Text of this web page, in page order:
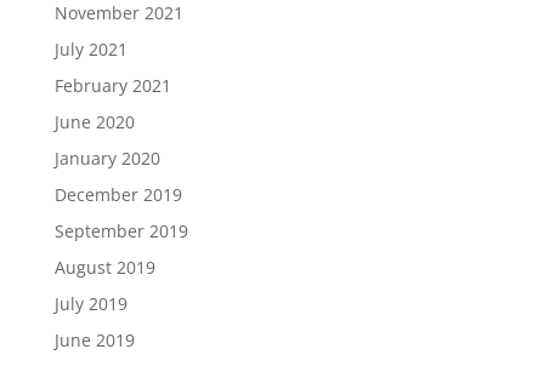
November 2021
July 2021
February 2021
June 2020
January 2020
December 2019
September 2019
August 2019
July 2019
June 2019